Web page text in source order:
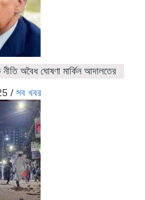
অবৈধ ঘোষণা মার্কিন আদালতের
/ সব খবর